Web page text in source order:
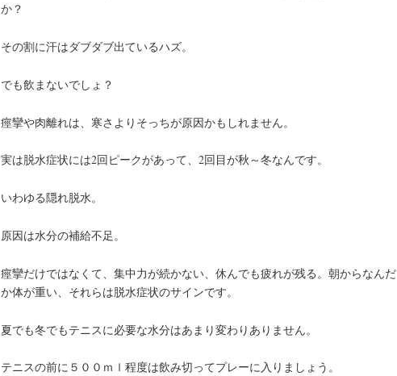
か？
その割に汗はダブダブ出ているハズ。
でも飲まないでしょ？
痙攣や肉離れは、寒さよりそっちが原因かもしれません。
実は脱水症状には2回ピークがあって、2回目が秋～冬なんです。
いわゆる隠れ脱水。
原因は水分の補給不足。
痙攣だけではなくて、集中力が続かない、休んでも疲れが残る。朝からなんだ
か体が重い、それらは脱水症状のサインです。
夏でも冬でもテニスに必要な水分はあまり変わりありません。
テニスの前に５００ｍｌ程度は飲み切ってプレーに入りましょう。